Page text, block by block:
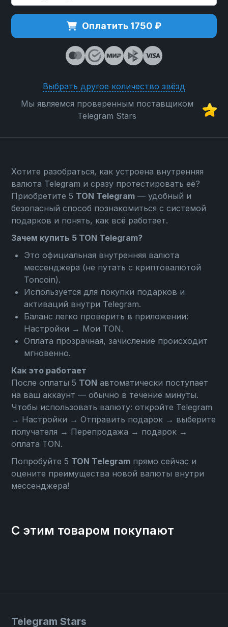
Оплатить 1750 ₽
Выбрать другое количество звёзд
Мы являемся проверенным поставщиком
Telegram Stars
Хотите разобраться, как устроена внутренняя
валюта Telegram и сразу протестировать её?
Приобретите 5 TON Telegram — удобный и
безопасный способ познакомиться с системой
подарков и понять, как всё работает.
Зачем купить 5 TON Telegram?
Это официальная внутренняя валюта
мессенджера (не путать с криптовалютой
Toncoin).
Используется для покупки подарков и
активаций внутри Telegram.
Баланс легко проверить в приложении:
Настройки → Мои TON.
Оплата прозрачная, зачисление происходит
мгновенно.
Как это работает
После оплаты 5 TON автоматически поступает
на ваш аккаунт — обычно в течение минуты.
Чтобы использовать валюту: откройте Telegram
→ Настройки → Отправить подарок → выберите
получателя → Перепродажа → подарок →
оплата TON.
Попробуйте 5 TON Telegram прямо сейчас и
оцените преимущества новой валюты внутри
мессенджера!
С этим товаром покупают
Telegram Stars